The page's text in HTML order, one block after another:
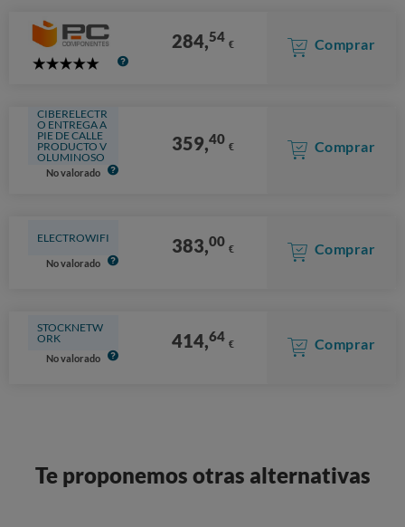
5
284,54 € Comprar
CIBERELECTR
O ENTREGA A
PIE DE CALLE
PRODUCTO V
OLUMINOSO
No valorado
359,40 € Comprar
ELECTROWIFI
No valorado
383,00 € Comprar
STOCKNETW
ORK
No valorado
414,64 € Comprar
Te proponemos otras alternativas